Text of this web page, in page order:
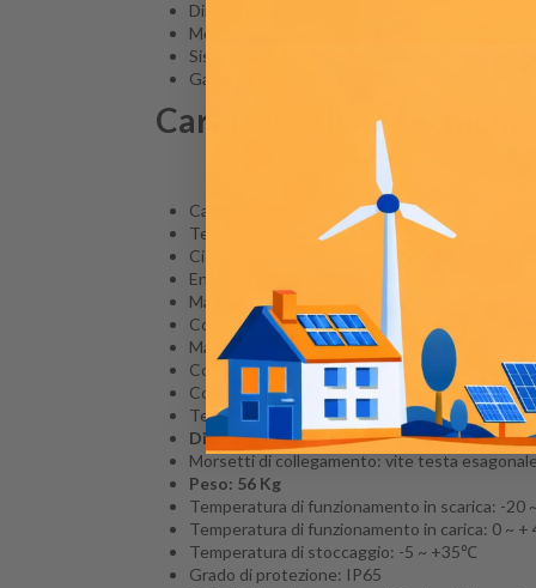
Dimensioni ridotte e peso limitato
Monitoraggio Bluetooth 4.0
Sistema di gestione BMS integrato per
Garanzia del produttore 5 anni
Caratteristiche tecniche:
Capacità nominale: 560Ah
Tensione nominale: 12,8 V
Cicli di scarica >3000 con 80% DOD (profondità
Energia nominale: 7.168 Wh
Massima tensione di carica: 14,6 V
Corrente di carica consigliata: 100A
Massima corrente di carica: 150A
Corrente di scarica: 200A
Corrente di interruzione (picco di scarica):
Tensione di funzionamento: 10,0 - 14,6 V
Dimensioni: 440mm (L) x 300mm (W) x
Morsetti di collegamento: vite testa
Peso: 56 Kg
Temperatura di funzionamento in scarica: -20
Temperatura di funzionamento in carica: 0 ~ +
Temperatura di stoccaggio: -5 ~ +35℃
Grado di protezione: IP65